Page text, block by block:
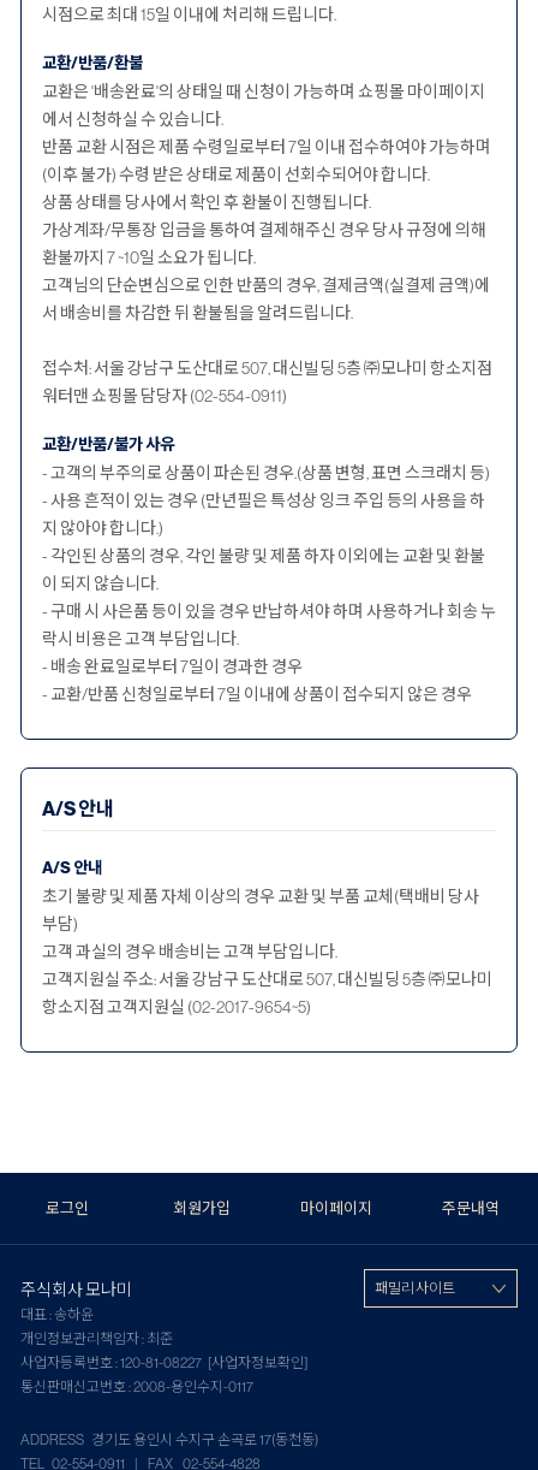
시점으로 최대 15일 이내에 처리해 드립니다.
교환/반품/환불
교환은 '배송완료'의 상태일 때 신청이 가능하며 쇼핑몰 마이페이지
에서 신청하실 수 있습니다.
반품 교환 시점은 제품 수령일로부터 7일 이내 접수하여야 가능하며
(이후 불가) 수령 받은 상태로 제품이 선회수되어야 합니다.
상품 상태를 당사에서 확인 후 환불이 진행됩니다.
가상계좌/무통장 입금을 통하여 결제해주신 경우 당사 규정에 의해
환불까지 7 ~10일 소요가 됩니다.
고객님의 단순변심으로 인한 반품의 경우, 결제금액(실결제 금액)에
서 배송비를 차감한 뒤 환불됨을 알려드립니다.
접수처: 서울 강남구 도산대로 507, 대신빌딩 5층 ㈜모나미 항소지점
워터맨 쇼핑몰 담당자 (02-554-0911)
교환/반품/불가 사유
- 고객의 부주의로 상품이 파손된 경우.(상품 변형, 표면 스크래치 등)
- 사용 흔적이 있는 경우 (만년필은 특성상 잉크 주입 등의 사용을 하
지 않아야 합니다.)
- 각인된 상품의 경우, 각인 불량 및 제품 하자 이외에는 교환 및 환불
이 되지 않습니다.
- 구매 시 사은품 등이 있을 경우 반납하셔야 하며 사용하거나 회송 누
락시 비용은 고객 부담입니다.
- 배송 완료일로부터 7일이 경과한 경우
- 교환/반품 신청일로부터 7일 이내에 상품이 접수되지 않은 경우
A/S 안내
A/S 안내
초기 불량 및 제품 자체 이상의 경우 교환 및 부품 교체(택배비 당사
부담)
고객 과실의 경우 배송비는 고객 부담입니다.
고객지원실 주소: 서울 강남구 도산대로 507, 대신빌딩 5층 ㈜모나미
항소지점 고객지원실 (02-2017-9654~5)
로그인 회원가입 마이페이지 주문내역
주식회사 모나미
대표 : 송하윤
개인정보관리책임자 : 최준
사업자등록번호 : 120-81-08227 [사업자정보확인]
통신판매신고번호 : 2008-용인수지-0117
ADDRESS 경기도 용인시 수지구 손곡로 17(동천동)
TEL 02-554-0911 | FAX 02-554-4828
패밀리 사이트